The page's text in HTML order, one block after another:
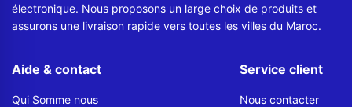
électronique. Nous proposons un large choix de produits et
assurons une livraison rapide vers toutes les villes du Maroc.
Aide & contact
Qui Somme nous
Service client
Nous contacter